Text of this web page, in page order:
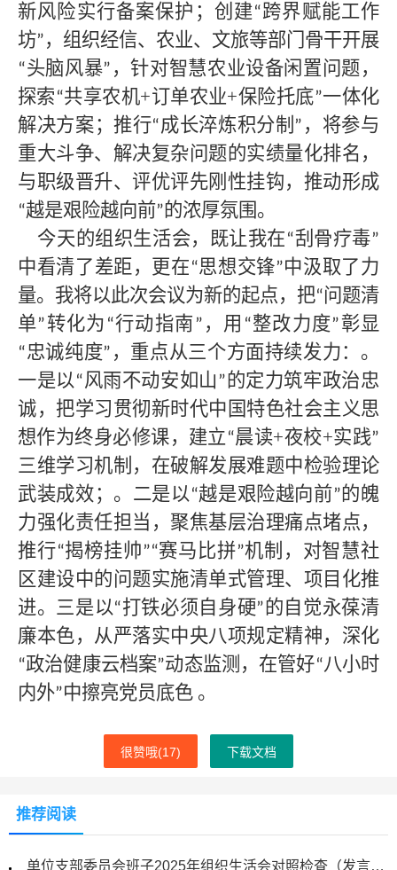
新风险实行备案保护；创建“跨界赋能工作
坊”，组织经信、农业、文旅等部门骨干开展
“头脑风暴” ，针对智慧农业设备闲置问题，
探索“共享农机+订单农业+保险托底”一体化
解决方案；推行“成长淬炼积分制 ” ，将参与
重大斗争、解决复杂问题的实绩量化排名，
与职级晋升、评优评先刚性挂钩，推动形成
“越是艰险越向前”的浓厚氛围。
今天的组织生活会，既让我在“刮骨疗毒”
中看清了差距，更在“思想交锋”中汲取了力
量。我将以此次会议为新的起点，把“问题清
单”转化为 “行动指南” ，用 “整改力度”彰显
“忠诚纯度” ，重点从三个方面持续发力：。
一是以“风雨不动安如山”的定力筑牢政治忠
诚，把学习贯彻新时代中国特色社会主义思
想作为终身必修课，建立“晨读+夜校+实践”
三维学习机制，在破解发展难题中检验理论
武装成效；。二是以“越是艰险越向前”的魄
力强化责任担当，聚焦基层治理痛点堵点，
推行“揭榜挂帅”“赛马比拼”机制，对智慧社
区建设中的问题实施清单式管理、项目化推
进。三是以“打铁必须自身硬”的自觉永葆清
廉本色，从严落实中央八项规定精神，深化
“政治健康云档案”动态监测，在管好“八小时
内外”中擦亮党员底色 。
很赞哦(17) 下载文档
推荐阅读
单位支部委员会班子2025年组织生活会对照检查（发言）材料